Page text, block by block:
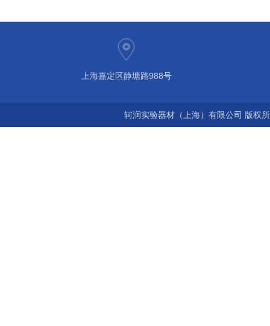
上海嘉定区静塘路988号
轲润实验器材（上海）有限公司 版权